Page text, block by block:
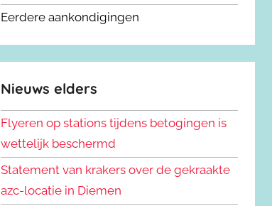
Eerdere aankondigingen
Nieuws elders
Flyeren op stations tijdens betogingen is
wettelijk beschermd
Statement van krakers over de gekraakte
azc-locatie in Diemen